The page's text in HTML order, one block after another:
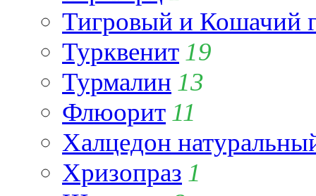
Тигровый и Кошачий
Турквенит 19
Турмалин 13
Флюорит 11
Халцедон
Хризопраз 1